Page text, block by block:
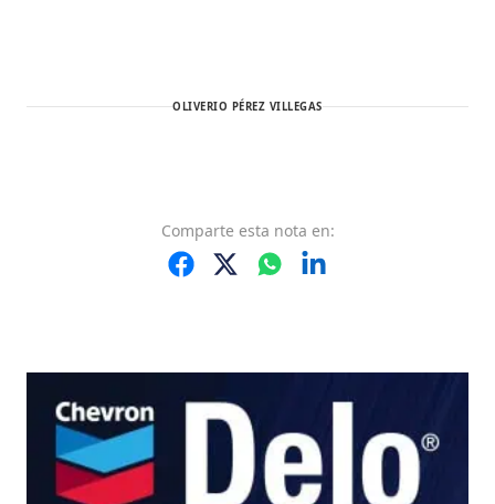
OLIVERIO PÉREZ VILLEGAS
Comparte esta nota en: